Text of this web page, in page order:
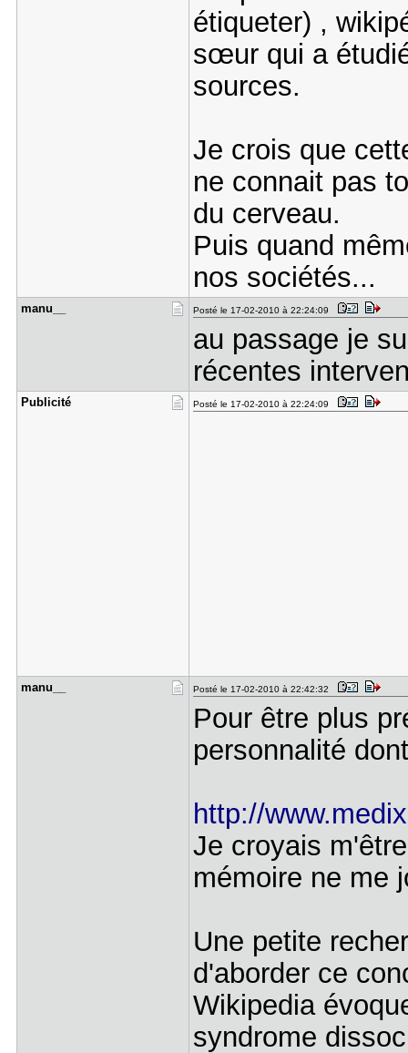
étiqueter) ,
sœur qui a
sources.
Je crois que
ne connait pas
du cerveau.
Puis quand
nos sociétés...
manu__ Posté le 17-02-2010 à 22:24:09
au passage je
récentes
Publicité Posté le 17-02-2010 à 22:24:09
manu__ Posté le 17-02-2010 à 22:42:32
Pour être plus
personnalité
http://
Je croyais
mémoire ne me
Une petite
d'aborder ce
Wikipedia
syndrome